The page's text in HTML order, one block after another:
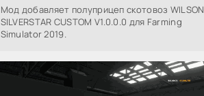
Мод добавляет полуприцеп скотовоз WILSON
SILVERSTAR CUSTOM V1.0.0.0 для Farming
Simulator 2019.